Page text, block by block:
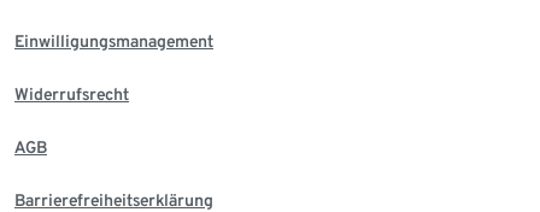
Einwilligungsmanagement
Widerrufsrecht
AGB
Barrierefreiheitserklärung